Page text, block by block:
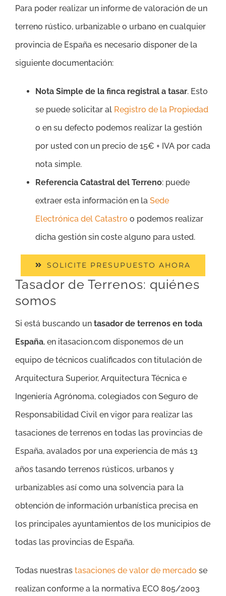
Para poder realizar un informe de valoración de un
terreno rústico, urbanizable o urbano en cualquier
provincia de España es necesario disponer de la
siguiente documentación:
Nota Simple de la finca registral a tasar. Esto
se puede solicitar al Registro de la Propiedad
o en su defecto podemos realizar la gestión
por usted con un precio de 15€ + IVA por cada
nota simple.
Referencia Catastral del Terreno: puede
extraer esta información en la Sede
Electrónica del Catastro o podemos realizar
dicha gestión sin coste alguno para usted.
SOLICITE PRESUPUESTO AHORA
Tasador de Terrenos: quiénes
somos
Si está buscando un tasador de terrenos en toda
España, en itasacion.com disponemos de un
equipo de técnicos cualificados con titulación de
Arquitectura Superior, Arquitectura Técnica e
Ingeniería Agrónoma, colegiados con Seguro de
Responsabilidad Civil en vigor para realizar las
tasaciones de terrenos en todas las provincias de
España, avalados por una experiencia de más 13
años tasando terrenos rústicos, urbanos y
urbanizables así como una solvencia para la
obtención de información urbanística precisa en
los principales ayuntamientos de los municipios de
todas las provincias de España.
Todas nuestras tasaciones de valor de mercado se
realizan conforme a la normativa ECO 805/2003